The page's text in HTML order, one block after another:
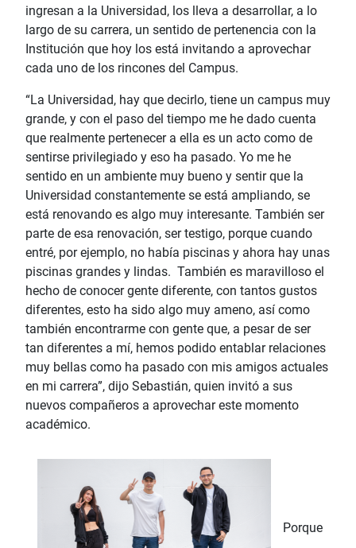
ingresan a la Universidad, los lleva a desarrollar, a lo
largo de su carrera, un sentido de pertenencia con la
Institución que hoy los está invitando a aprovechar
cada uno de los rincones del Campus.
“La Universidad, hay que decirlo, tiene un campus muy
grande, y con el paso del tiempo me he dado cuenta
que realmente pertenecer a ella es un acto como de
sentirse privilegiado y eso ha pasado. Yo me he
sentido en un ambiente muy bueno y sentir que la
Universidad constantemente se está ampliando, se
está renovando es algo muy interesante. También ser
parte de esa renovación, ser testigo, porque cuando
entré, por ejemplo, no había piscinas y ahora hay unas
piscinas grandes y lindas. También es maravilloso el
hecho de conocer gente diferente, con tantos gustos
diferentes, esto ha sido algo muy ameno, así como
también encontrarme con gente que, a pesar de ser
tan diferentes a mí, hemos podido entablar relaciones
muy bellas como ha pasado con mis amigos actuales
en mi carrera”, dijo Sebastián, quien invitó a sus
nuevos compañeros a aprovechar este momento
académico.
Porque